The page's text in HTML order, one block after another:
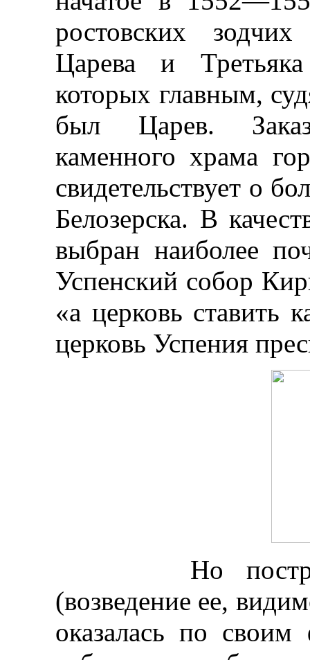
ростовских
Царева и
которых главным,
был Царев.
каменного храма
свидетельствует о
Белозерска. В
выбран наиболее
Успенский собор
«а церковь ставить
церковь Успения
Но
(возведение ее,
оказалась по